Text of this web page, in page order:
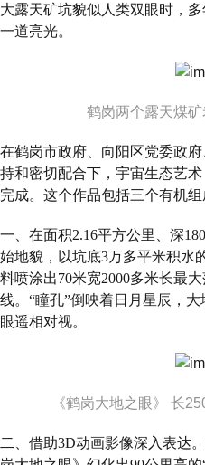
大露天矿坑貌似人类双眼时，
一道亮光。
鹤岗两个露天煤
在鹤岗市政府、向阳区党委政
持和密切配合下，宇宙生态艺
完成。这个作品包括三个有机组
一、在面积2.16平方公里、深
始地貌，以坑底3万多平米积水
料喷涂出70米宽2000多米长最
线。“瞳孔”倒映着日月星辰，
眼遥相对视。
《鹤岗大地之眼》 长
二、借助3D动画影像深入表达